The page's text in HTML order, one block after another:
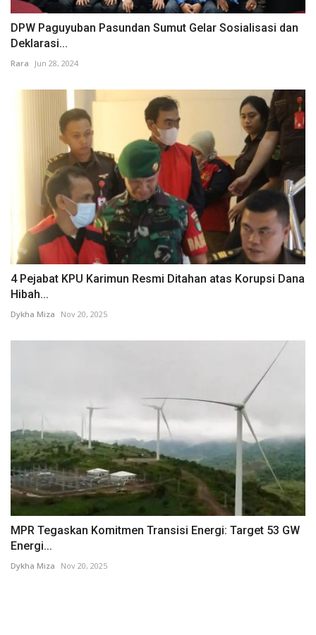
DPW Paguyuban Pasundan Sumut Gelar Sosialisasi dan
Deklarasi...
Rara Jun 28, 2024
4 Pejabat KPU Karimun Resmi Ditahan atas Korupsi Dana
Hibah...
Dykha Miza Nov 20, 2025
MPR Tegaskan Komitmen Transisi Energi: Target 53 GW
Energi...
Dykha Miza Nov 20, 2025